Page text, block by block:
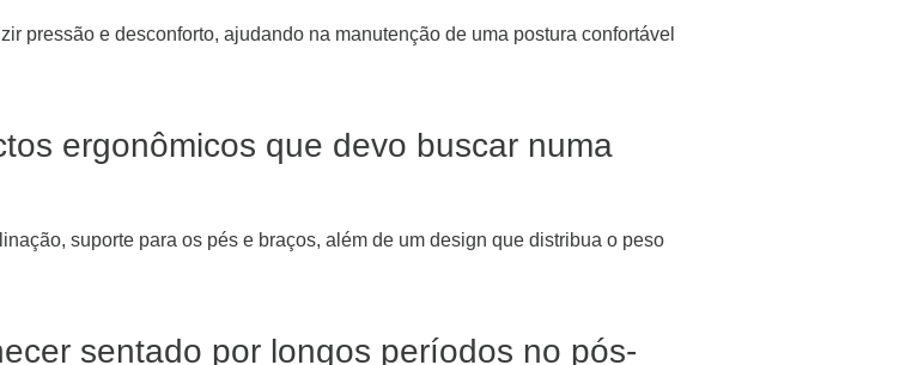
pressão e desconforto, ajudando na manutenção de uma postura confortável
ergonômicos que devo buscar numa
suporte para os pés e braços, além de um design que distribua o peso
sentado por longos períodos no pós-